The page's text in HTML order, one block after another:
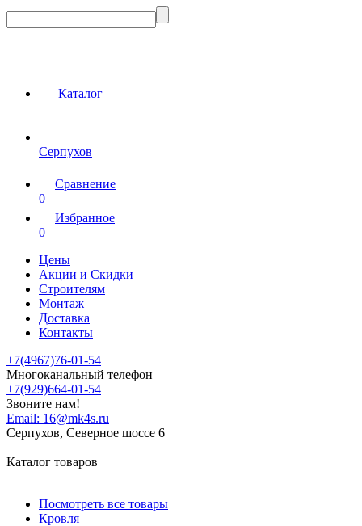
Каталог
Серпухов
Сравнение
0
Избранное
0
Цены
Акции и Скидки
Строителям
Монтаж
Доставка
Контакты
+7(4967)76-01-54
Многоканальный телефон
+7(929)664-01-54
Звоните нам!
Email: 16@mk4s.ru
Серпухов, Северное шоссе 6
Каталог товаров
Посмотреть все товары
Кровля